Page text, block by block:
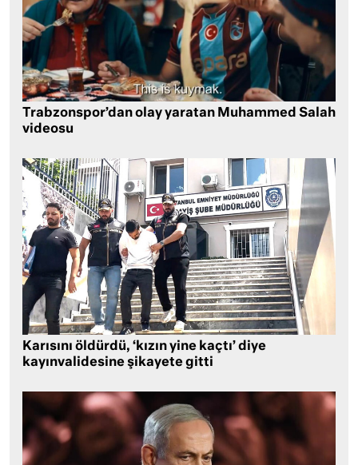
Trabzonspor’dan olay yaratan Muhammed Salah
videosu
Karısını öldürdü, ‘kızın yine kaçtı’ diye
kayınvalidesine şikayete gitti